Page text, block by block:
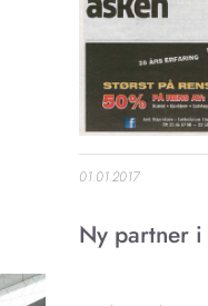
01.01.2017
Ny partner